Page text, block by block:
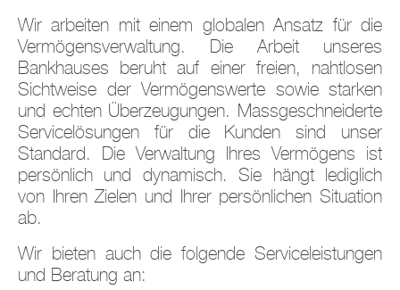
Wir arbeiten mit einem globalen Ansatz für die
Vermögensverwaltung. Die Arbeit unseres
Bankhauses beruht auf einer freien, nahtlosen
Sichtweise der Vermögenswerte sowie starken
und echten Überzeugungen. Massgeschneiderte
Servicelösungen für die Kunden sind unser
Standard. Die Verwaltung Ihres Vermögens ist
persönlich und dynamisch. Sie hängt lediglich
von Ihren Zielen und Ihrer persönlichen Situation
ab.
Wir bieten auch die folgende Serviceleistungen
und Beratung an: